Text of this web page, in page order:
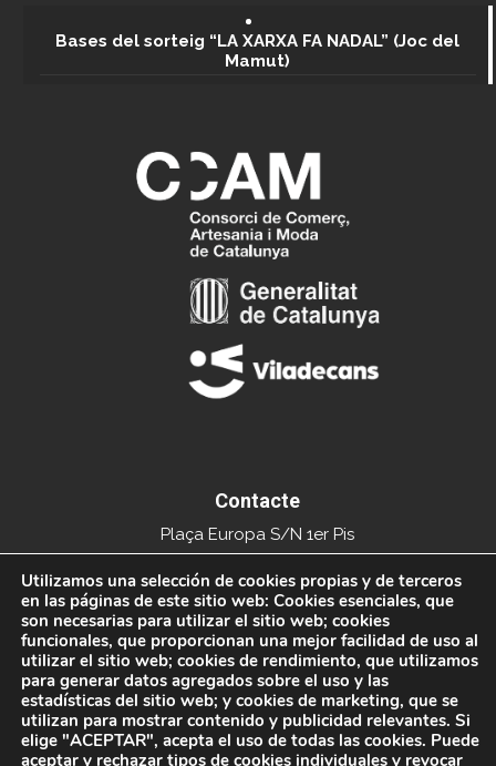
Bases del sorteig “LA XARXA FA NADAL” (Joc del
Mamut)
Contacte
Plaça Europa S/N 1er Pis
Edifici del Mercat Municipal
08840 Viladecans
Tel. 936591093
info@xarxacomercial.cat
Utilizamos una selección de cookies propias y de terceros
en las páginas de este sitio web: Cookies esenciales, que
son necesarias para utilizar el sitio web; cookies
funcionales, que proporcionan una mejor facilidad de uso al
utilizar el sitio web; cookies de rendimiento, que utilizamos
para generar datos agregados sobre el uso y las
estadísticas del sitio web; y cookies de marketing, que se
utilizan para mostrar contenido y publicidad relevantes. Si
elige "ACEPTAR", acepta el uso de todas las cookies. Puede
aceptar y rechazar tipos de cookies individuales y revocar